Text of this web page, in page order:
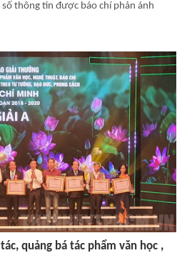
thông tin được báo chí phản ánh
quảng bá tác phẩm văn học ,